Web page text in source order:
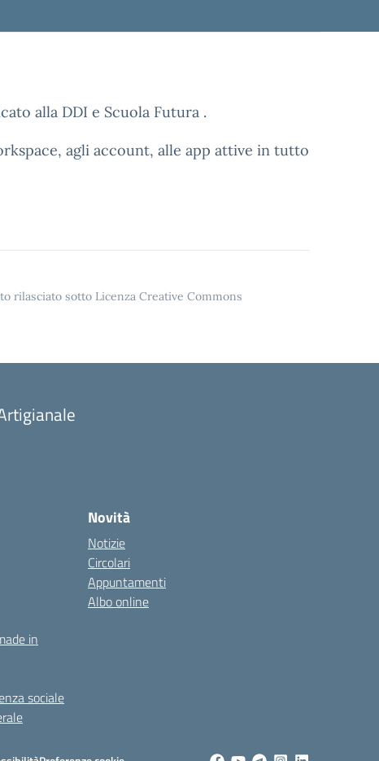
alla DDI e Scuola Futura .
agli account, alle app attive in tutto
rilasciato sotto Licenza Creative Commons
in
sociale
Novità
Notizie
Circolari
Appuntamenti
Albo online